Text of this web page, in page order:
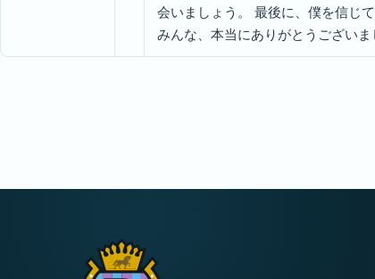
会いましょう。 最後に、僕を信じ
みんな、本当にありがとうございま